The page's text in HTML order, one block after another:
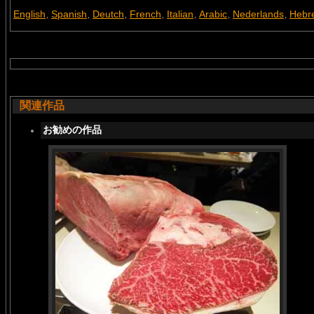
English, Spanish, Deutch, French, Italian, Arabic, Nederlands,
関連作品
お勧めの作品